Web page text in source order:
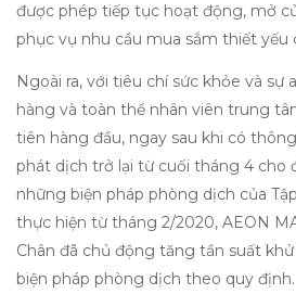
được phép tiếp tục hoạt động, mở
phục vụ nhu cầu mua sắm thiết yếu
Ngoài ra, với tiêu chí sức khỏe và sự
hàng và toàn thể nhân viên trung
tiên hàng đầu, ngay sau khi có
phát dịch trở lại từ cuối tháng 4 cho
những biện pháp phòng dịch của
thực hiện từ tháng 2/2020, AEON
Chân đã chủ động tăng tần suất
biện pháp phòng dịch theo quy định.